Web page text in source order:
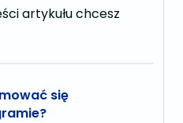
artykułu chcesz
się